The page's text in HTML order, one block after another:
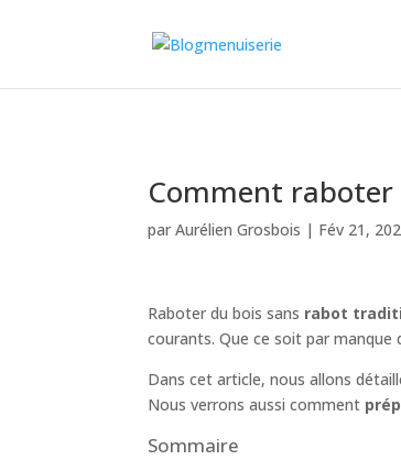
Comment raboter
parAurélien Grosbois | Fév 21,
Raboter du bois sans rabot
courants. Que ce soit par
Dans cet article, nous allons
Nous verrons aussi comment
Sommaire